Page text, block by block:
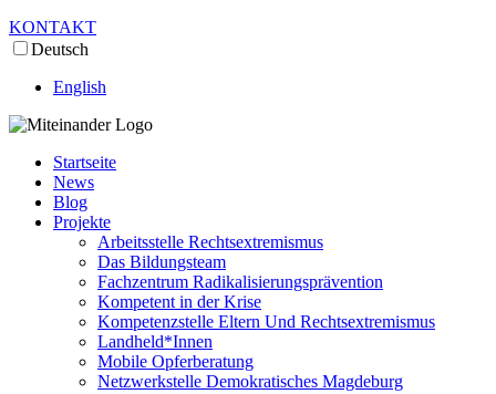
KONTAKT
Deutsch
English
Startseite
News
Blog
Projekte
Arbeitsstelle Rechtsextremismus
Das Bildungsteam
Fachzentrum Radikalisierungsprävention
Kompetent in der Krise
Kompetenzstelle Eltern Und Rechtsextremismus
Landheld*Innen
Mobile Opferberatung
Netzwerkstelle Demokratisches Magdeburg